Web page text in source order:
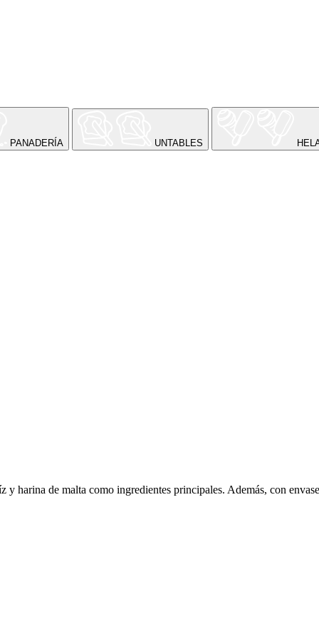
PANADERÍA UNTABLES
harina de malta como ingredientes principales. Además, con